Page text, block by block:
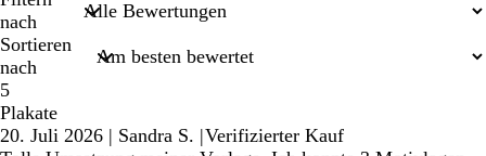
nach
Sortieren
nach
5
Plakate
20. Juli 2026 | Sandra S. |Verifizierter Kauf